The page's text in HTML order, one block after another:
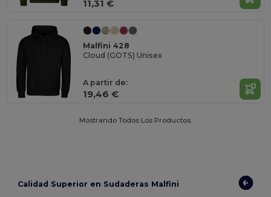
11,31 €
Malfini 428
Cloud (GOTS) Unisex
A partir de:
19,46 €
Mostrando Todos Los Productos.
Calidad Superior en Sudaderas Malfini